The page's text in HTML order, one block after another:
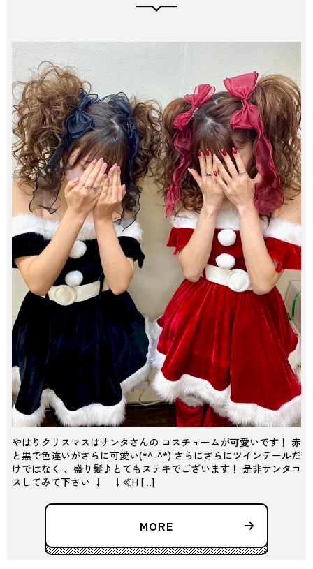
やはりクリスマスはサンタさんの コスチュームが可愛いです！ 赤
と黒で色違いがさらに可愛い(*^-^*) さらにさらにツインテールだ
けではなく 、盛り髪♪とてもステキでございます！ 是非サンタコ
スしてみて下さい ↓ ↓≪H […]
MORE